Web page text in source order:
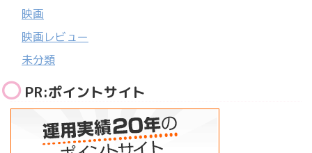
映画
映画レビュー
未分類
PR:ポイントサイト